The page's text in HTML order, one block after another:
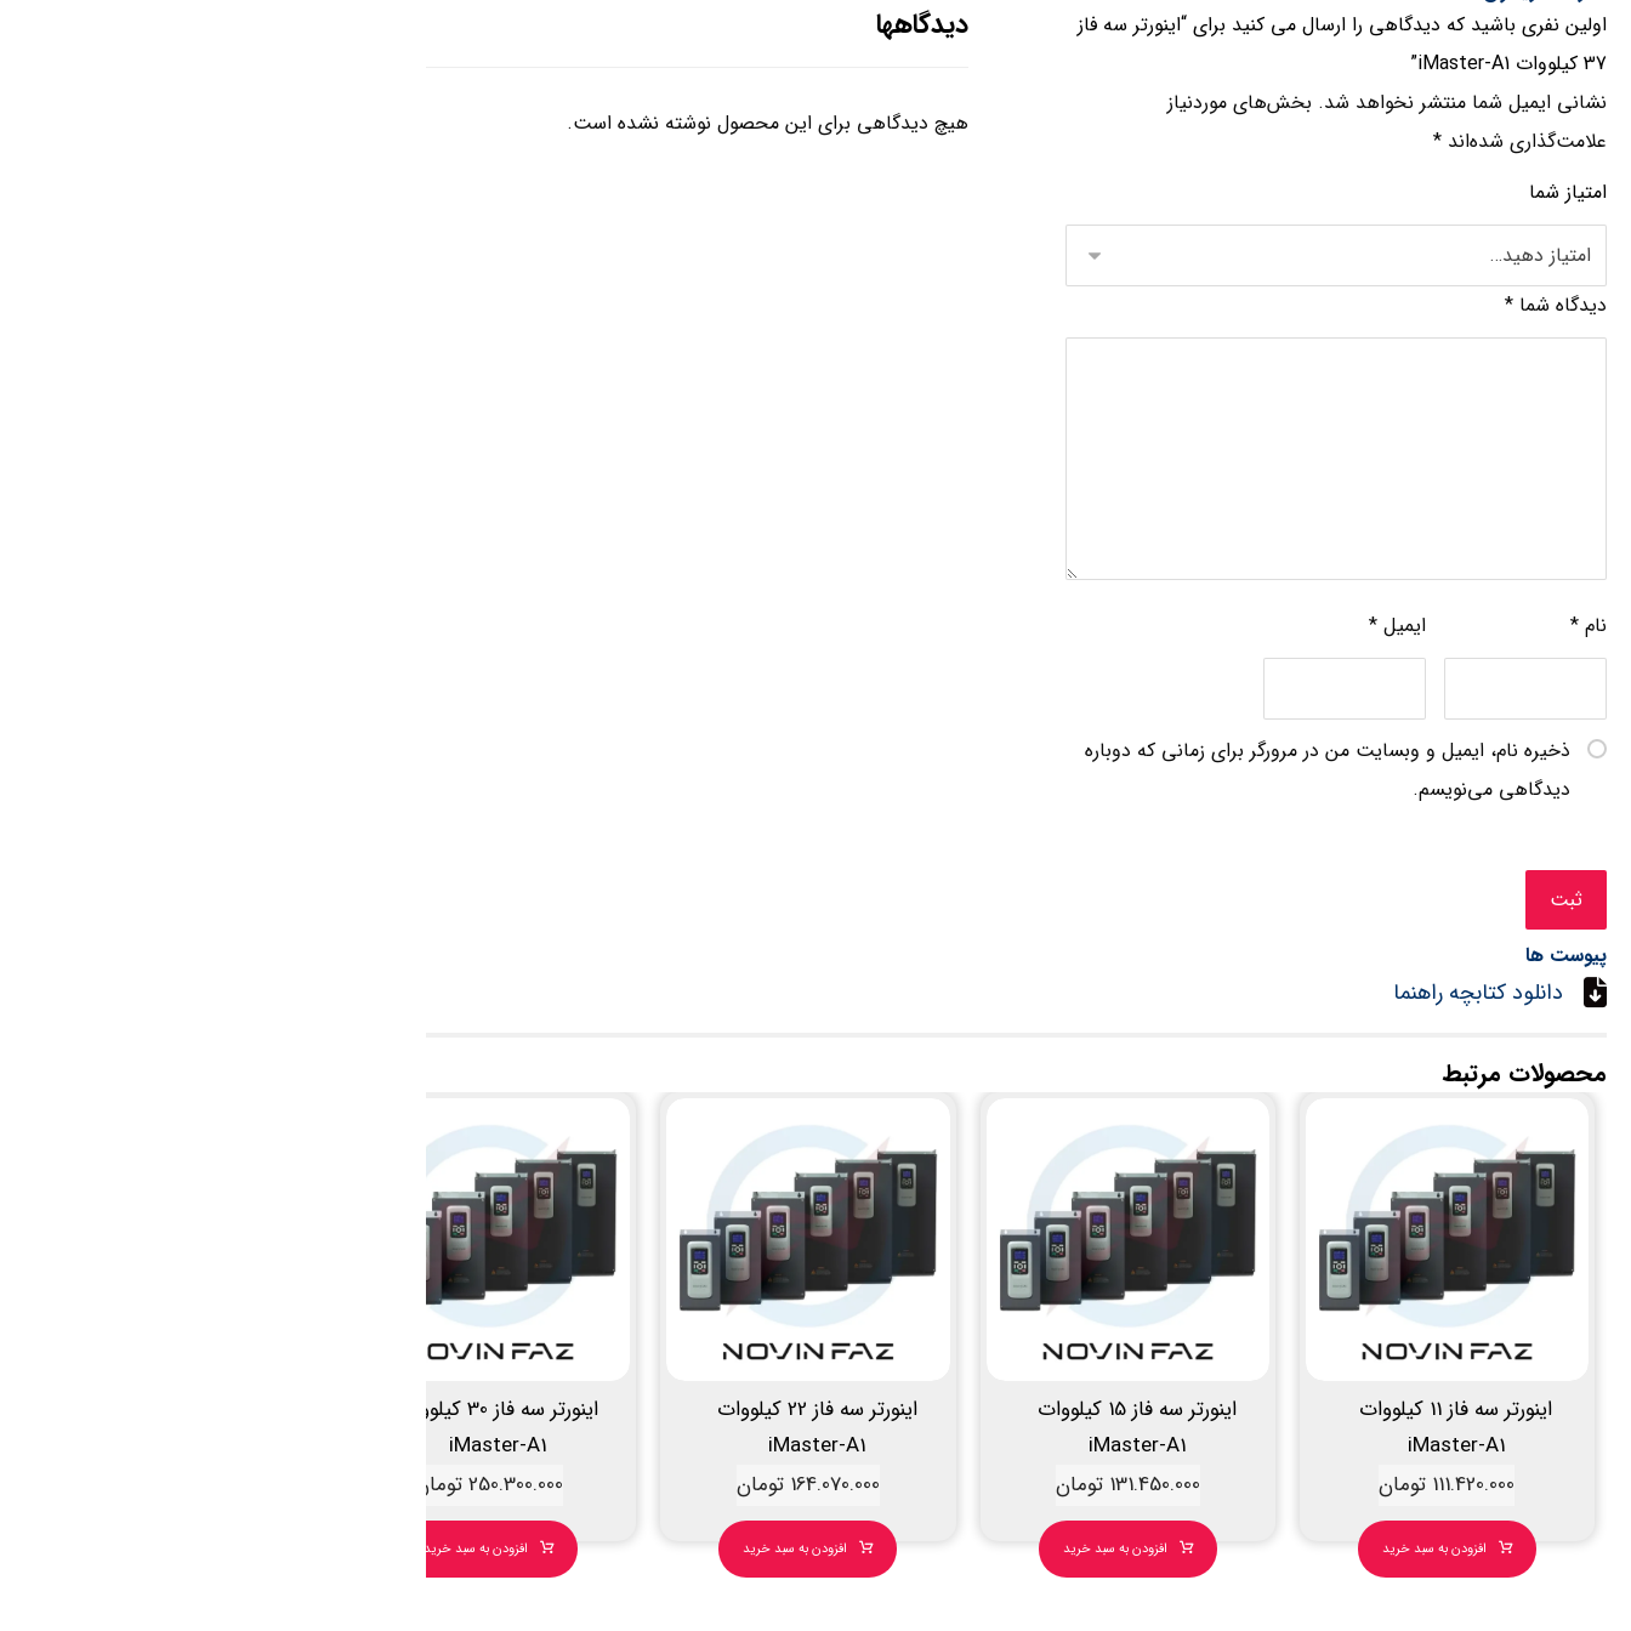
دیدگاهها
هیچ دیدگاهی برای این محصول نوشته نشده است.
اولین نفری باشید که دیدگاهی را ارسال می کنید برای “اینورتر سه فاز
37 کیلووات iMaster-A1”
نشانی ایمیل شما منتشر نخواهد شد. بخش‌های موردنیاز
علامت‌گذاری شده‌اند *
امتیاز شما
دیدگاه شما *
نام * ایمیل *
ذخیره نام، ایمیل و وبسایت من در مرورگر برای زمانی که دوباره
دیدگاهی می‌نویسم.
پیوست ها
دانلود کتابچه راهنما
محصولات مرتبط
اینورتر سه فاز 11 کیلووات
iMaster-A1
111.420.000 تومان
افزودن به سبد خرید
اینورتر سه فاز 15 کیلووات
iMaster-A1
131.450.000 تومان
افزودن به سبد خرید
اینورتر سه فاز 22 کیلووات
iMaster-A1
164.070.000 تومان
افزودن به سبد خرید
اینورتر سه فاز 30 کیلووات
iMaster-A1
250.300.000تومان
افزودن به سبد خرید